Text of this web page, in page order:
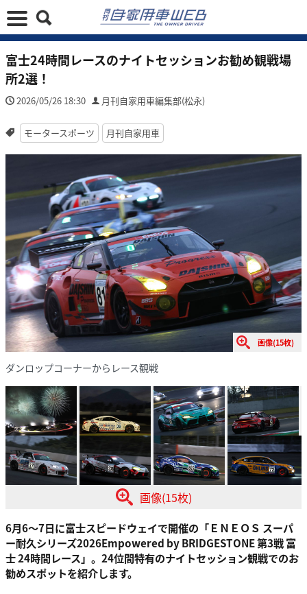
富士24時間レースのナイトセッションお勧め観戦場
所2選！
2026/05/26 18:30 月刊自家用車編集部(松永)
モータースポーツ 月刊自家用車
画像(15枚)
ダンロップコーナーからレース観戦
画像(15枚)
6月6～7日に富士スピードウェイで開催の「ＥＮＥＯＳ スーパ
ー耐久シリーズ2026Empowered by BRIDGESTONE 第3戦 富
士 24時間レース」。24位間特有のナイトセッション観戦でのお
勧めスポットを紹介します。